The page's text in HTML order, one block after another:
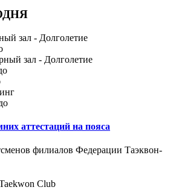
зал - Долголетие
зал - Долголетие
аттестаций на пояса
филиалов Федерации Таэквон-
Club